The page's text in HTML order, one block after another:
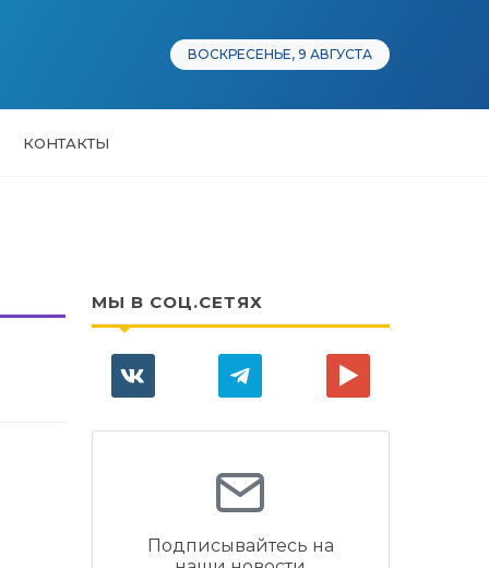
ВОСКРЕСЕНЬЕ, 9 АВГУСТА
КОНТАКТЫ
МЫ В СОЦ.СЕТЯХ
Подписывайтесь на